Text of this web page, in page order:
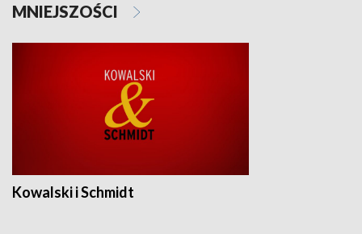
MNIEJSZOŚCI
Kowalski i Schmidt